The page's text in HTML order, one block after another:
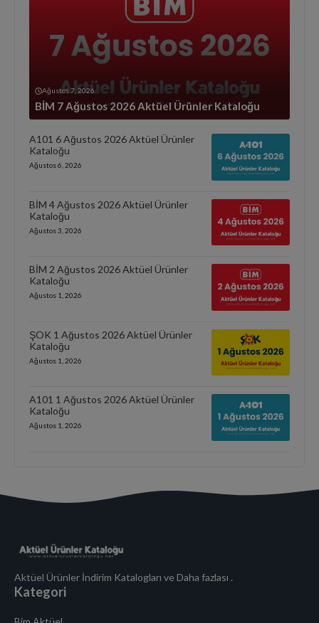
Ağustos 7, 2026
BİM 7 Ağustos 2026 Aktüel Ürünler Kataloğu
A101 6 Ağustos 2026 Aktüel Ürünler
Kataloğu
Ağustos 6, 2026
BİM 4 Ağustos 2026 Aktüel Ürünler
Kataloğu
Ağustos 3, 2026
BİM 2 Ağustos 2026 Aktüel Ürünler
Kataloğu
Ağustos 1, 2026
ŞOK 1 Ağustos 2026 Aktüel Ürünler
Kataloğu
Ağustos 1, 2026
A101 1 Ağustos 2026 Aktüel Ürünler
Kataloğu
Ağustos 1, 2026
Aktüel Ürünler İndirim Katalogları ve Daha fazlası .
Kategori